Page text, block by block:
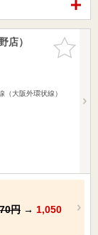
お気に入
りに追加
）
大阪外環状線）
円 → 1,050